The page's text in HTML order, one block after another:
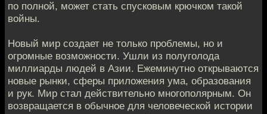
по полной, может стать спусковым крючком такой
войны.
Новый мир создает не только проблемы, но и
огромные возможности. Ушли из полуголода
миллиарды людей в Азии. Ежеминутно открываются
новые рынки, сферы приложения ума, образования
и рук. Мир стал действительно многополярным. Он
возвращается в обычное для человеческой истории